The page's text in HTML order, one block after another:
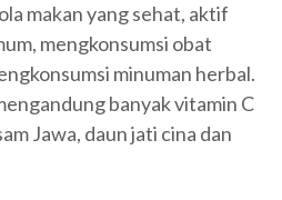
makan yang sehat, aktif
mengkonsumsi obat
minuman herbal.
banyak vitamin C
Jawa, daun jati cina dan